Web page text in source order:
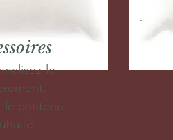
le
le contenu